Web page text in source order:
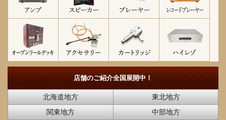
店舗のご紹介全国展開中！
北海道地方
東北地方
関東地方
中部地方